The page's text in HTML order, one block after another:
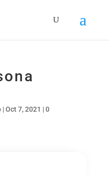
|Oct 7, 2021 |0